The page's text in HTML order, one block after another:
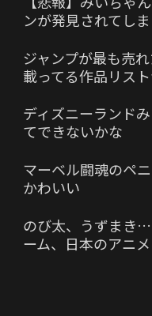
ンが発見されてし
ジャンプが最も売
載ってる作品リス
ディズニーランド
てできないかな
マーベル闘魂のペ
かわいい
のび太、うずまき
ーム、日本のアニ